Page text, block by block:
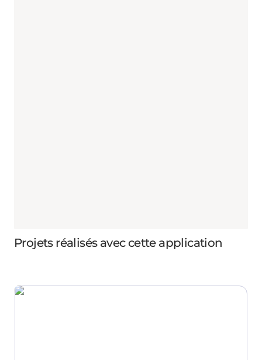
Projets réalisés avec cette application
Vibe Coding: pourquoi il n’y a pas de flow sans